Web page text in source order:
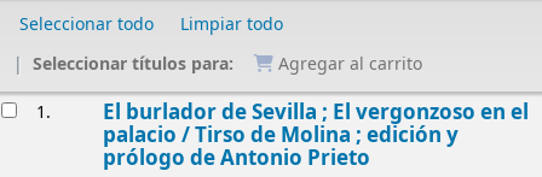
Seleccionar todo
Limpiar todo
Seleccionar títulos para:
Agregar al carrito
1. El burlador de Sevilla ; El vergonzoso en el
palacio /Tirso de Molina ; edición y
prólogo de Antonio Prieto